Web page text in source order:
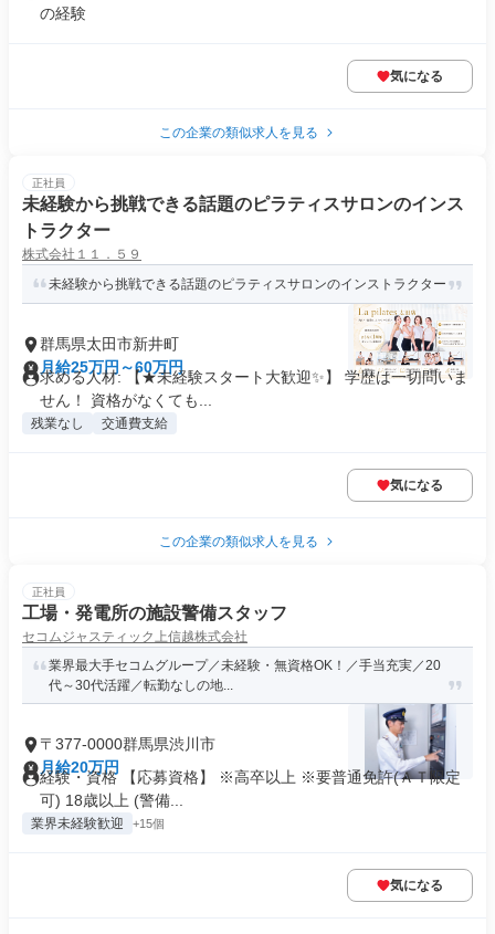
の経験
気になる
この企業の類似求人を見る
正社員
未経験から挑戦できる話題のピラティスサロンのインス
トラクター
株式会社１１．５９
未経験から挑戦できる話題のピラティスサロンのインストラクター
群馬県太田市新井町
月給25万円～60万円
求める人材: 【★未経験スタート大歓迎✨】 学歴は一切問いま
せん！ 資格がなくても...
残業なし 交通費支給
気になる
この企業の類似求人を見る
正社員
工場・発電所の施設警備スタッフ
セコムジャスティック上信越株式会社
業界最大手セコムグループ／未経験・無資格OK！／手当充実／20
代～30代活躍／転勤なしの地...
〒377-0000群馬県渋川市
月給20万円
経験・資格 【応募資格】 ※高卒以上 ※要普通免許(ＡＴ限定
可) 18歳以上 (警備...
業界未経験歓迎 +15個
気になる